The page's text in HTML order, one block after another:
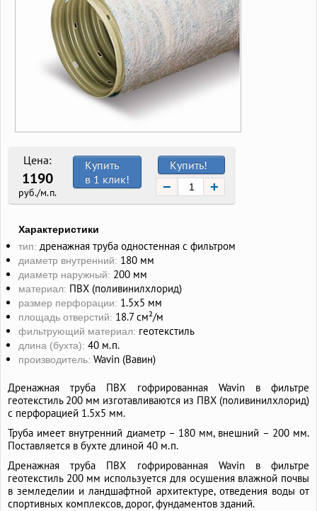
Цена:
1190
руб./м.п.
Купить!
− +
Купить
в 1 клик!
Характеристики
тип: дренажная труба одностенная с фильтром
диаметр внутренний: 180 мм
диаметр наружный: 200 мм
материал: ПВХ (поливинилхлорид)
размер перфорации: 1.5х5 мм
площадь отверстий: 18.7 см²/м
фильтрующий материал: геотекстиль
длина (бухта): 40 м.п.
производитель: Wavin (Вавин)
Дренажная труба ПВХ гофрированная Wavin в фильтре
геотекстиль 200 мм изготавливаются из ПВХ (поливинилхлорид)
с перфорацией 1.5х5 мм.
Труба имеет внутренний диаметр – 180 мм, внешний – 200 мм.
Поставляется в бухте длиной 40 м.п.
Дренажная труба ПВХ гофрированная Wavin в фильтре
геотекстиль 200 мм используется для осушения влажной почвы
в земледелии и ландшафтной архитектуре, отведения воды от
спортивных комплексов, дорог, фундаментов зданий.